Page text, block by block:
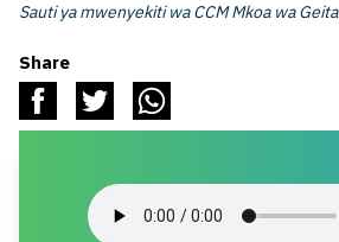
Sauti ya mwenyekiti wa CCM Mkoa wa Geita
Share